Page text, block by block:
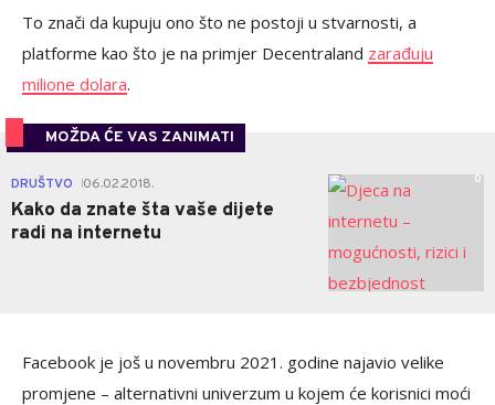
To znači da kupuju ono što ne postoji u stvarnosti, a
platforme kao što je na primjer Decentraland zarađuju
milione dolara.
MOŽDA ĆE VAS ZANIMATI
DRUŠTVO 06.02.2018.
Kako da znate šta vaše dijete
radi na internetu
0
Facebook je još u novembru 2021. godine najavio velike
promjene – alternativni univerzum u kojem će korisnici moći